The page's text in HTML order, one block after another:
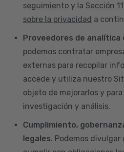
seguimiento y la Sección
sobre la privacidad a
Proveedores de analítica
podemos contratar
externas para recopilar
accede y utiliza nuestro
objeto de mejorarlos y
investigación y análisis.
Cumplimiento,
legales. Podemos divulgar